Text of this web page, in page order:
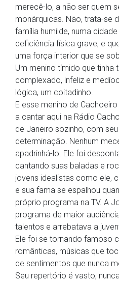
merecê-lo, a não ser quem
monárquicas. Não, trata-se
família humilde, numa
deficiência física grave, e
uma força interior que se
Um menino tímido que tinha
complexado, infeliz e
lógica, um coitadinho.
E esse menino de
a cantar aqui na Rádio
de Janeiro sozinho, com
determinação. Nenhum
apadrinhá-lo. Ele foi
cantando suas baladas e
jovens idealistas como ele,
e sua fama se espalhou
próprio programa na TV. A
programa de maior
talentos e arrebatava a
Ele foi se tornando famoso
românticas, músicas que
de sentimentos que nunca
Seu repertório é vasto,